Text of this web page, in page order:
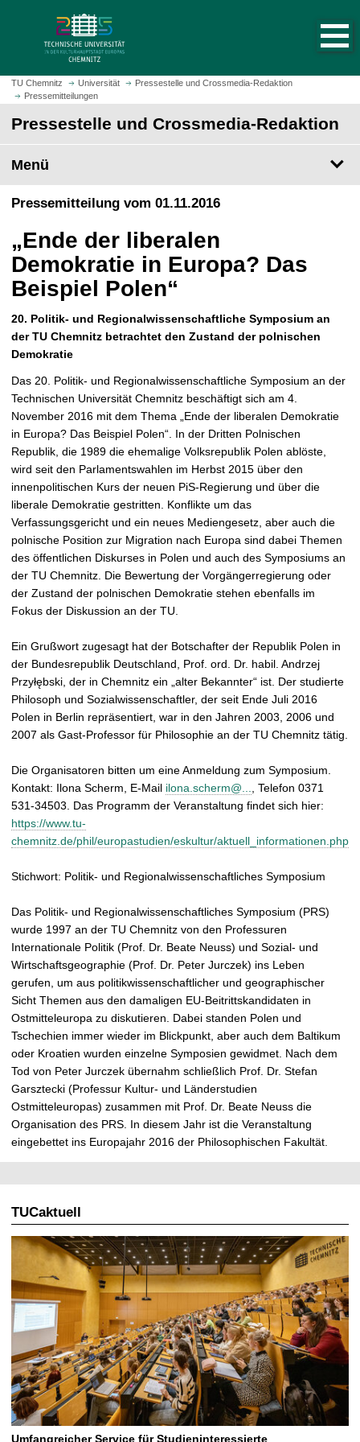
m
H
t
s
i
e
a
u
u
f
e
TU Chemnitz Universität
Pressestelle und Crossmedia-Redaktion
Pressemitteilungen
Pressestelle und Crossmedia-Redaktion
Menü
Pressemitteilung vom 01.11.2016
„Ende der liberalen
Demokratie in Europa? Das
Beispiel Polen“
20. Politik- und Regionalwissenschaftliche Symposium an
der TU Chemnitz betrachtet den Zustand der polnischen
Demokratie
Das 20. Politik- und Regionalwissenschaftliche Symposium an der
Technischen Universität Chemnitz beschäftigt sich am 4.
November 2016 mit dem Thema „Ende der liberalen Demokratie
in Europa? Das Beispiel Polen“. In der Dritten Polnischen
Republik, die 1989 die ehemalige Volksrepublik Polen ablöste,
wird seit den Parlamentswahlen im Herbst 2015 über den
innenpolitischen Kurs der neuen PiS-Regierung und über die
liberale Demokratie gestritten. Konflikte um das
Verfassungsgericht und ein neues Mediengesetz, aber auch die
polnische Position zur Migration nach Europa sind dabei Themen
des öffentlichen Diskurses in Polen und auch des Symposiums an
der TU Chemnitz. Die Bewertung der Vorgängerregierung oder
der Zustand der polnischen Demokratie stehen ebenfalls im
Fokus der Diskussion an der TU.
Ein Grußwort zugesagt hat der Botschafter der Republik Polen in
der Bundesrepublik Deutschland, Prof. ord. Dr. habil. Andrzej
Przyłębski, der in Chemnitz ein „alter Bekannter“ ist. Der studierte
Philosoph und Sozialwissenschaftler, der seit Ende Juli 2016
Polen in Berlin repräsentiert, war in den Jahren 2003, 2006 und
2007 als Gast-Professor für Philosophie an der TU Chemnitz tätig.
Die Organisatoren bitten um eine Anmeldung zum Symposium.
Kontakt: Ilona Scherm, E-Mail ilona.scherm@..., Telefon 0371
531-34503. Das Programm der Veranstaltung findet sich hier:
https://www.tu-
chemnitz.de/phil/europastudien/eskultur/aktuell_informationen.php
Stichwort: Politik- und Regionalwissenschaftliches Symposium
Das Politik- und Regionalwissenschaftliches Symposium (PRS)
wurde 1997 an der TU Chemnitz von den Professuren
Internationale Politik (Prof. Dr. Beate Neuss) und Sozial- und
Wirtschaftsgeographie (Prof. Dr. Peter Jurczek) ins Leben
gerufen, um aus politikwissenschaftlicher und geographischer
Sicht Themen aus den damaligen EU-Beitrittskandidaten in
Ostmitteleuropa zu diskutieren. Dabei standen Polen und
Tschechien immer wieder im Blickpunkt, aber auch dem Baltikum
oder Kroatien wurden einzelne Symposien gewidmet. Nach dem
Tod von Peter Jurczek übernahm schließlich Prof. Dr. Stefan
Garsztecki (Professur Kultur- und Länderstudien
Ostmitteleuropas) zusammen mit Prof. Dr. Beate Neuss die
Organisation des PRS. In diesem Jahr ist die Veranstaltung
eingebettet ins Europajahr 2016 der Philosophischen Fakultät.
TUCaktuell
Umfangreicher Service für Studieninteressierte